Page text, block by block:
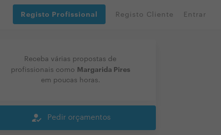
Registo Profissional Registo Cliente Entrar
Receba várias propostas de
profissionais como Margarida Pires
em poucas horas.
how_to_reg Pedir orçamentos